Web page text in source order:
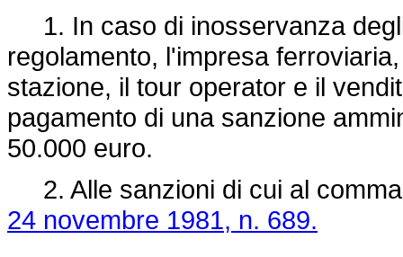
1. In caso di inosservanza
regolamento, l'impresa
stazione, il tour operator e il
pagamento di una sanzione
50.000 euro.
2. Alle sanzioni di cui al
24 novembre 1981, n. 689.